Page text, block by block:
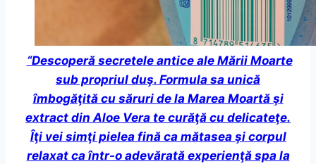
“Descoperă secretele antice ale Mării Moarte
sub propriul duş. Formula sa unică
îmbogăţită cu săruri de la Marea Moartă şi
extract din Aloe Vera te curăţă cu delicateţe.
Îţi vei simţi pielea fină ca mătasea şi corpul
relaxat ca într-o adevărată experienţă spa la